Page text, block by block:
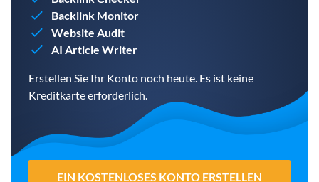
Backlink Monitor
Website Audit
AI Article Writer
Erstellen Sie Ihr Konto noch heute. Es ist keine
Kreditkarte erforderlich.
EIN KOSTENLOSES KONTO ERSTELLEN